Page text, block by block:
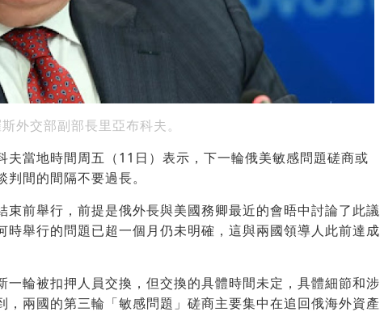
外交部副部長里亞布科夫。
夫當地時間周五（11日）表示，下一輪俄美敏感問題磋商或
間的間隔不要過長。
束前舉行，前提是俄外長與美國務卿最近的會晤中討論了此議
時舉行的問題已超一個月仍未明確，這與兩國領導人此前達成
一輪被扣押人員交換，但交換的具體時間未定，具體細節和涉
，兩國的第三輪「敏感問題」磋商主要集中在追回俄海外資產